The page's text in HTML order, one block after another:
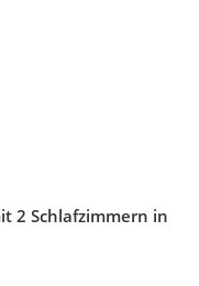
2 Schlafzimmern in